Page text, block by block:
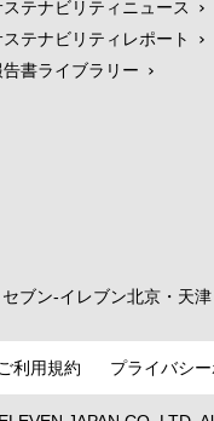
ステナビリティニュース
ステナビリティレポート
告書ライブラリー
セブン‐イレブン北京・天津
ご利用規約 プライバシ